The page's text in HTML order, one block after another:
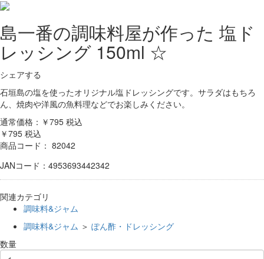
島一番の調味料屋が作った 塩ド
レッシング 150ml ☆
シェアする
石垣島の塩を使ったオリジナル塩ドレッシングです。サラダはもちろ
ん、焼肉や洋風の魚料理などでお楽しみください。
通常価格：￥795 税込
￥795 税込
商品コード： 82042
JANコード：4953693442342
関連カテゴリ
調味料&ジャム
調味料&ジャム ＞ ぽん酢・ドレッシング
数量